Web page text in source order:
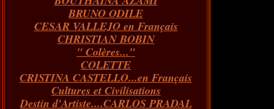
BRUNO ODILE
CESAR VALLEJO en Français
CHRISTIAN BOBIN
" Colères..."
COLETTE
CRISTINA CASTELLO...en Français
Cultures et Civilisations
Destin d'Artiste....CARLOS PRADAL